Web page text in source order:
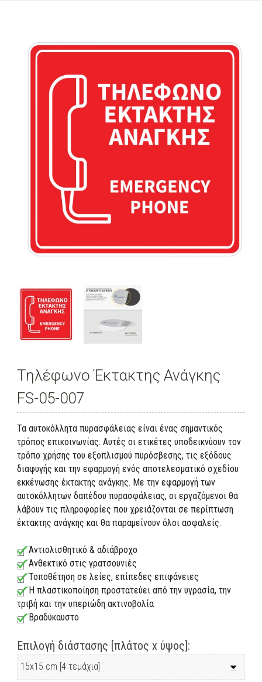
Τηλέφωνο Έκτακτης Ανάγκης
FS-05-007
Τα αυτοκόλλητα πυρασφάλειας είναι ένας σημαντικός
τρόπος επικοινωνίας. Αυτές οι ετικέτες υποδεικνύουν τον
τρόπο χρήσης του εξοπλισμού πυρόσβεσης, τις εξόδους
διαφυγής και την εφαρμογή ενός αποτελεσματικό σχεδίου
εκκένωσης έκτακτης ανάγκης. Με την εφαρμογή των
αυτοκόλλητων δαπέδου πυρασφάλειας, οι εργαζόμενοι θα
λάβουν τις πληροφορίες που χρειάζονται σε περίπτωση
έκτακτης ανάγκης και θα παραμείνουν όλοι ασφαλείς.
Αντιολισθητικό & αδιάβροχο
Ανθεκτικό στις γρατσουνιές
Τοποθέτηση σε λείες, επίπεδες επιφάνειες
Η πλαστικοποίηση προστατεύει από την υγρασία, την
τριβή και την υπεριώδη ακτινοβολία
Βραδύκαυστο
Επιλογή διάστασης [πλάτος x ύψος]: